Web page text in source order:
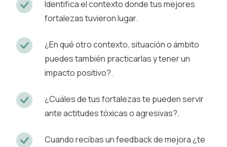
Identifica el contexto donde tus mejores
fortalezas tuvieron lugar.
¿En qué otro contexto, situación o ámbito
puedes también practicarlas y tener un
impacto positivo?.
¿Cuáles de tus fortalezas te pueden servir
ante actitudes tóxicas o agresivas?.
Cuando recibas un feedback de mejora ¿te